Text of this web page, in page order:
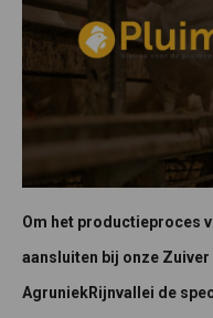
Om het productieproces
aansluiten bij onze
AgruniekRijnvallei de